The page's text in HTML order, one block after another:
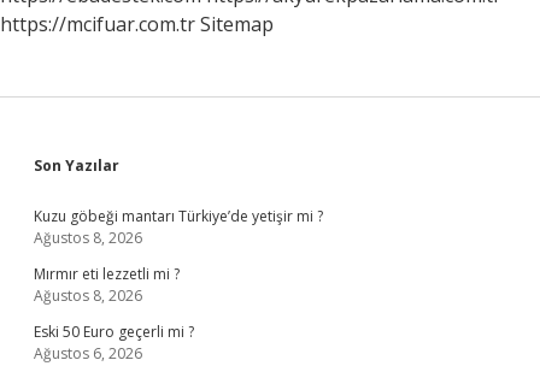
https://mcifuar.com.trSitemap
Sidebar
Son Yazılar
Kuzu göbeği mantarı Türkiye’de yetişir mi ?
Ağustos 8, 2026
Mırmır eti lezzetli mi ?
Ağustos 8, 2026
Eski 50 Euro geçerli mi ?
Ağustos 6, 2026